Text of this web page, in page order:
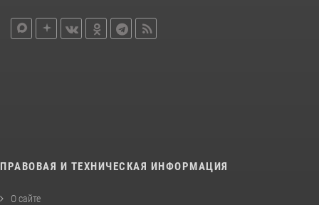
ПРАВОВАЯ И ТЕХНИЧЕСКАЯ ИНФОРМАЦИЯ
О сайте